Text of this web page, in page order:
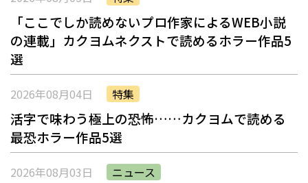
「ここでしか読めないプロ作家によるWEB小説
の連載」――カクヨムネクストで読めるホラー作品5
選
2026年08月04日 特集
活字で味わう極上の恐怖……カクヨムで読める
最恐ホラー作品5選
2026年08月03日 ニュース